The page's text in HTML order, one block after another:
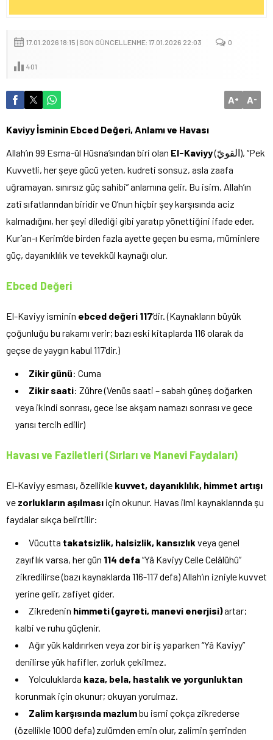
17.01.2026 18:15 | SON GÜNCELLENME: 17.01.2026 22:03 0
401
A+ A-
Kaviyy İsminin Ebced Değeri, Anlamı ve Havası
Allah’ın 99 Esma-ül Hüsna’sından biri olan El-Kaviyy(القويّ), “Pek
Kuvvetli, her şeye gücü yeten, kudreti sonsuz, asla zaafa
uğramayan, sınırsız güç sahibi” anlamına gelir. Bu isim, Allah’ın
zatî sıfatlarından biridir ve O’nun hiçbir şey karşısında aciz
kalmadığını, her şeyi dilediği gibi yaratıp yönettiğini ifade eder.
Kur’an-ı Kerim’de birden fazla ayette geçen bu esma, müminlere
güç, dayanıklılık ve tevekkül kaynağı olur.
Ebced Değeri
El-Kaviyy isminin ebced değeri 117’dir. (Kaynakların büyük
çoğunluğu bu rakamı verir; bazı eski kitaplarda 116 olarak da
geçse de yaygın kabul 117’dir.)
Zikir günü: Cuma
Zikir saati: Zühre (Venüs saati – sabah güneş doğarken
veya ikindi sonrası, gece ise akşam namazı sonrası ve gece
yarısı tercih edilir)
Havası ve Faziletleri (Sırları ve Manevi Faydaları)
El-Kaviyy esması, özellikle kuvvet, dayanıklılık, himmet artışı
ve zorlukların aşılması için okunur. Havas ilmi kaynaklarında şu
faydalar sıkça belirtilir:
Vücutta takatsizlik, halsizlik, kansızlık veya genel
zayıflık varsa, her gün 114 defa“Yâ Kaviyy Celle Celâlühû”
zikredilirse (bazı kaynaklarda 116-117 defa) Allah’ın izniyle kuvvet
yerine gelir, zafiyet gider.
Zikredenin himmeti (gayreti, manevi enerjisi)artar;
kalbi ve ruhu güçlenir.
Ağır yük kaldırırken veya zor bir iş yaparken “Yâ Kaviyy”
denilirse yük hafifler, zorluk çekilmez.
Yolculuklarda kaza, bela, hastalık ve yorgunluktan
korunmak için okunur; okuyan yorulmaz.
Zalim karşısında mazlumbu ismi çokça zikrederse
(özellikle 1000 defa) zulümden emin olur, zalimin şerrinden